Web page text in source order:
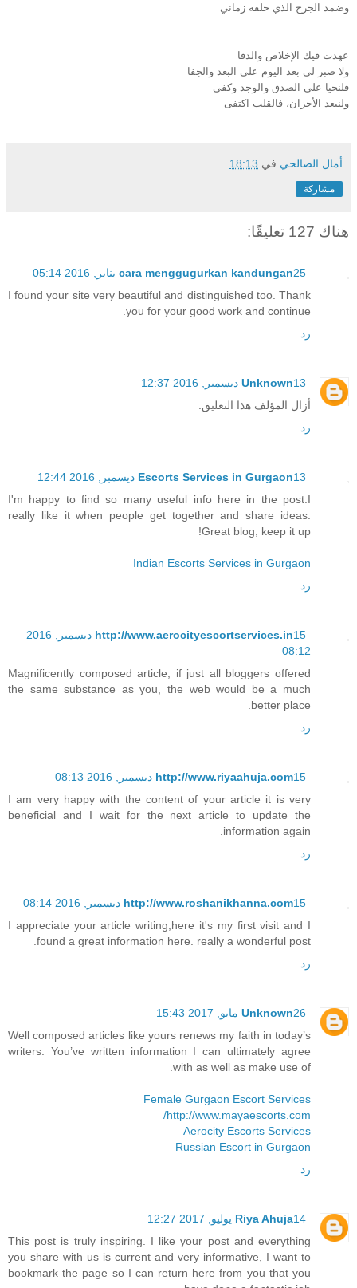
وضمد الجرح الذي خلفه زماني
عهدت فيك الإخلاص والدفا
ولا صبر لي بعد اليوم على البعد والجفا
فلنحيا على الصدق والوجد وكفى
ولنبعد الأحزان، فالقلب اكتفى
أمال الصالحي في 18:13
مشاركة
هناك 127 تعليقًا:
cara menggugurkan kandungan25 يناير, 2016 05:14
I found your site very beautiful and distinguished too. Thank
you for your good work and continue.
رد
Unknown13 ديسمبر, 2016 12:37
أزال المؤلف هذا التعليق.
رد
Escorts Services in Gurgaon13 ديسمبر, 2016 12:44
I'm happy to find so many useful info here in the post.I
really like it when people get together and share ideas.
Great blog, keep it up!
Indian Escorts Services in Gurgaon
رد
http://www.aerocityescortservices.in
15 ديسمبر, 2016
08:12
Magnificently composed article, if just all bloggers offered
the same substance as you, the web would be a much
better place.
رد
http://www.riyaahuja.com15 ديسمبر, 2016 08:13
I am very happy with the content of your article it is very
beneficial and I wait for the next article to update the
information again.
رد
http://www.roshanikhanna.com15 ديسمبر, 2016 08:14
I appreciate your article writing,here it's my first visit and I
found a great information here. really a wonderful post.
رد
Unknown26 مايو, 2017 15:43
Well composed articles like yours renews my faith in today’s
writers. You’ve written information I can ultimately agree
with as well as make use of.
Female Gurgaon Escort Services
http://www.mayaescorts.com/
Aerocity Escorts Services
Russian Escort in Gurgaon
رد
Riya Ahuja14 يوليو, 2017 12:27
This post is truly inspiring. I like your post and everything
you share with us is current and very informative, I want to
bookmark the page so I can return here from you that you